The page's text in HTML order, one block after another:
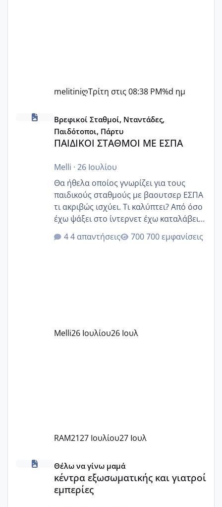
melitiniღΤρίτη στις 08:38 PM%d ημ
ΠΑΙΔΙΚΟΙ ΣΤΑΘΜΟΙ ΜΕ ΕΣΠΑ
Βρεφικοί Σταθμοί, Νταντάδες,
Παιδότοποι, Πάρτυ
ΠΑΙΔΙΚΟΙ ΣΤΑΘΜΟΙ ΜΕ ΕΣΠΑ
Melli · 26 Ιουλίου
Θα ήθελα οποίος γνωρίζει για τους
παιδικούς σταθμούς με βαουτσερ ΕΣΠΑ
τι ακριβώς ισχύει. Τι καλύπτει? Από όσο
έχω ψάξει στο ίντερνετ έχω καταλάβει
ότι το βαουτσερ καλύπτει όλα τα
δίδακτρα και τα τροφεια του ιδιωτικού
Εγώ πήγα σε έναν ιδιωτικό παιδικό στ
4 απαντήσεις 700 εμφανίσεις
Melli26 Ιουλίου26 Ιουλ
RAM2127 Ιουλίου27 Ιουλ
κέντρα εξωσωματικής και γιατροί εμπερίες
Θέλω να γίνω μαμά
κέντρα εξωσωματικής και γιατροί
εμπερίες